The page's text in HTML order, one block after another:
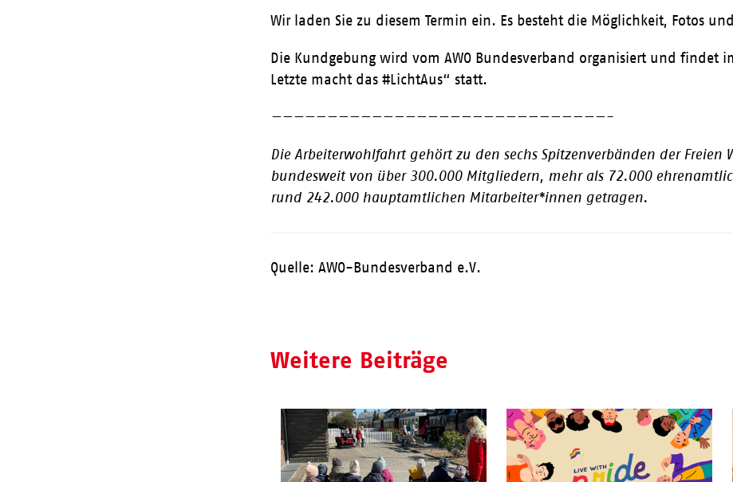
Wir laden Sie zu diesem Termin ein. Es besteht die Möglichkeit, Fotos
Die Kundgebung wird vom AWO Bundesverband organisiert und findet
Letzte macht das #LichtAus“ statt.
——————————————————————————————-
Die Arbeiterwohlfahrt gehört zu den sechs Spitzenverbänden der Freien
bundesweit von über 300.000 Mitgliedern, mehr als 72.000
rund 242.000 hauptamtlichen Mitarbeiter*innen getragen.
Quelle: AWO-Bundesverband e.V.
Weitere Beiträge